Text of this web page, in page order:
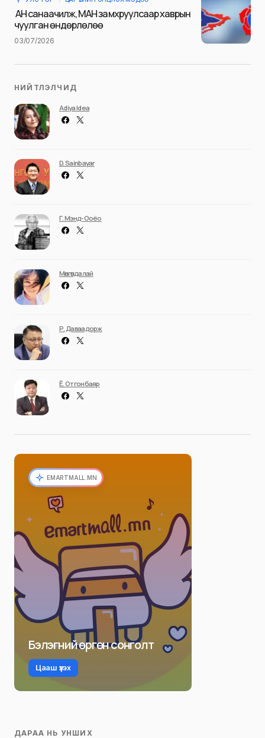
Илгээх
АН санаачилж, МАН замхруулсаар хаврын
чуулган өндөрлөлөө
03/07/2026
НИЙТЛЭЛЧИД
Adiya Idea
D. Sainbayar
Г. Мэнд-Ооёо
Мөнгөндалай
Р. Даваадорж
Ё. Отгонбаяр
EMARTMALL.MN
Бэлэгний өргөн сонголт
Цааш үзэх
ДАРАА НЬ УНШИХ